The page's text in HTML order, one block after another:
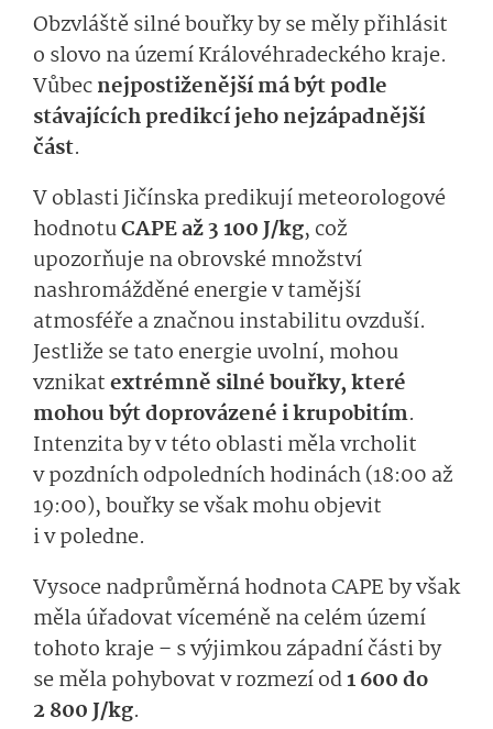
Obzvláště silné bouřky by se měly přihlásit
o slovo na území Královéhradeckého kraje.
Vůbecnejpostiženější má být podle
stávajících predikcí jeho nejzápadnější
část.
V oblasti Jičínska predikují meteorologové
hodnotuCAPE až 3 100 J/kg, což
upozorňuje na obrovské množství
nashromážděné energie v tamější
atmosféře a značnou instabilitu ovzduší.
Jestliže se tato energie uvolní, mohou
vznikatextrémně silné bouřky, které
mohou být doprovázené i krupobitím.
Intenzita by v této oblasti měla vrcholit
v pozdních odpoledních hodinách (18:00 až
19:00), bouřky se však mohu objevit
i v poledne.
Vysoce nadprůměrná hodnota CAPE by však
měla úřadovat víceméně na celém území
tohoto kraje – s výjimkou západní části by
se měla pohybovat v rozmezí od1 600 do
2 800 J/kg.